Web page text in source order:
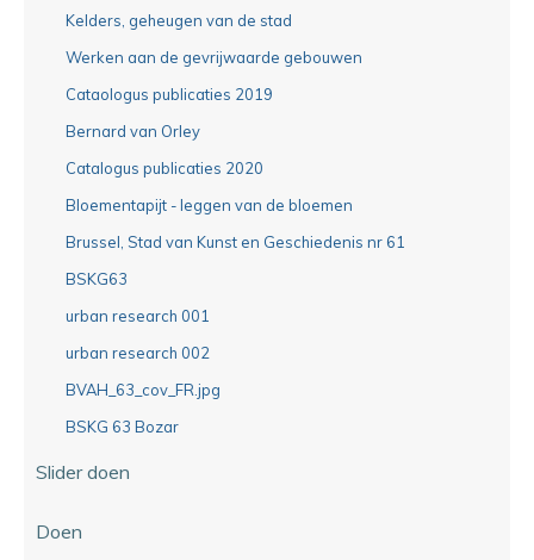
Kelders, geheugen van de stad
Werken aan de gevrijwaarde gebouwen
Cataologus publicaties 2019
Bernard van Orley
Catalogus publicaties 2020
Bloementapijt - leggen van de bloemen
Brussel, Stad van Kunst en Geschiedenis nr 61
BSKG63
urban research 001
urban research 002
BVAH_63_cov_FR.jpg
BSKG 63 Bozar
Slider doen
Doen